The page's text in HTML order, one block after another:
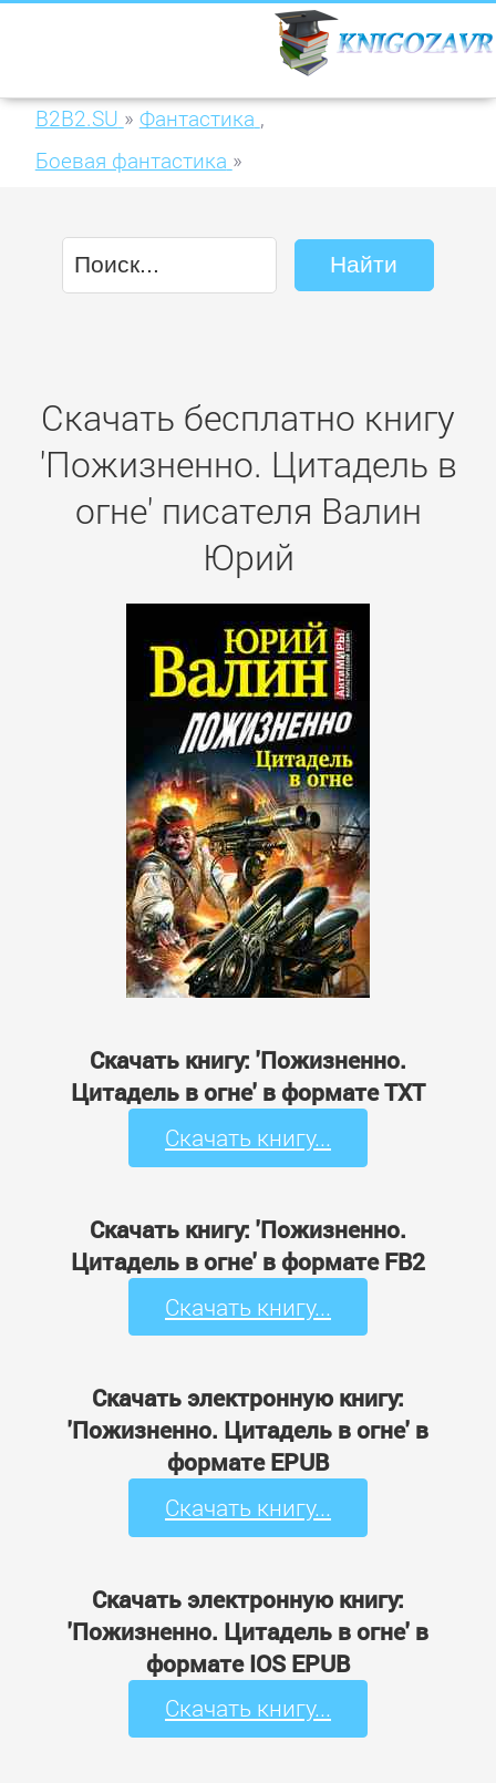
B2B2.SU » Фантастика ,
Боевая фантастика »
Скачать бесплатно книгу
'Пожизненно. Цитадель в
огне' писателя Валин
Юрий
Скачать книгу: 'Пожизненно.
Цитадель в огне' в формате TXT
Скачать книгу...
Скачать книгу: 'Пожизненно.
Цитадель в огне' в формате FB2
Скачать книгу...
Скачать электронную книгу:
'Пожизненно. Цитадель в огне' в
формате EPUB
Скачать книгу...
Скачать электронную книгу:
'Пожизненно. Цитадель в огне' в
формате IOS EPUB
Скачать книгу...